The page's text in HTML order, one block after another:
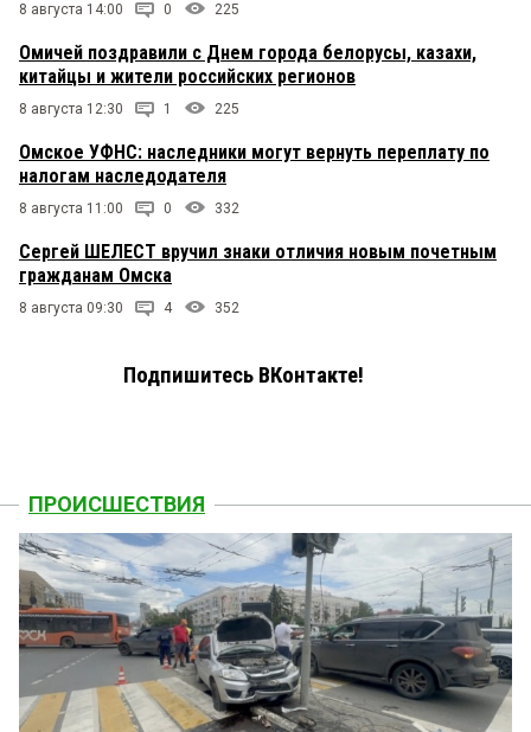
8 августа 14:00 0 225
Омичей поздравили с Днем города белорусы, казахи,
китайцы и жители российских регионов
8 августа 12:30 1 225
Омское УФНС: наследники могут вернуть переплату по
налогам наследодателя
8 августа 11:00 0 332
Сергей ШЕЛЕСТ вручил знаки отличия новым почетным
гражданам Омска
8 августа 09:30 4 352
Подпишитесь ВКонтакте!
ПРОИСШЕСТВИЯ